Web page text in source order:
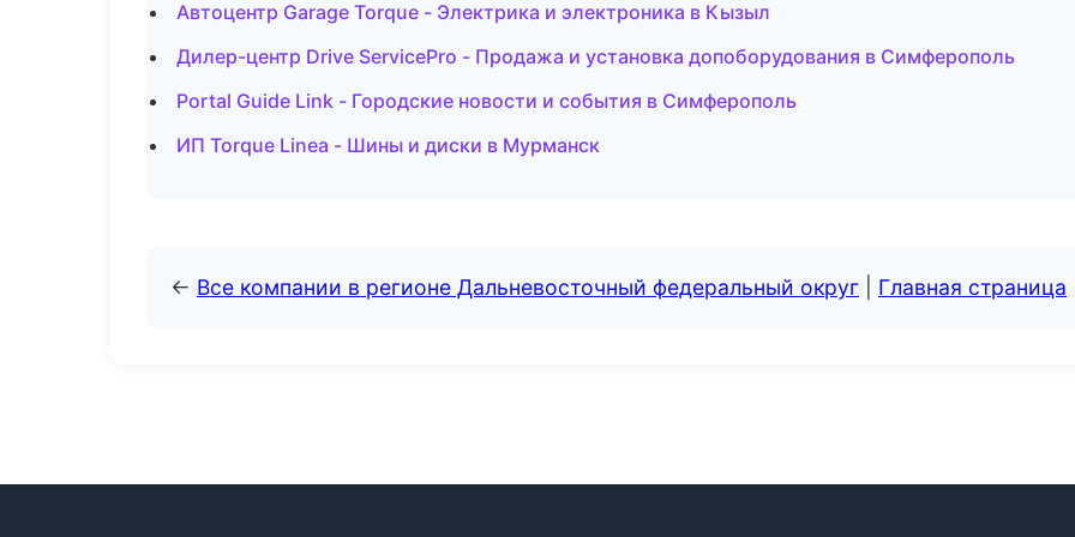
Автоцентр Garage Torque - Электрика и электроника в Кызыл
Дилер-центр Drive ServicePro - Продажа и установка допоборудования в Симферополь
Portal Guide Link - Городские новости и события в Симферополь
ИП Torque Linea - Шины и диски в Мурманск
← Все компании в регионе Дальневосточный федеральный округ Главная страница